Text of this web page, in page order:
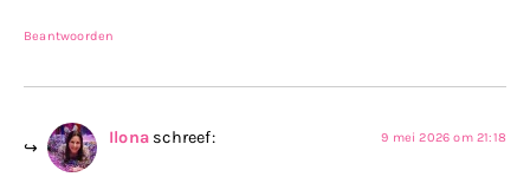
Beantwoorden
Ilona schreef: 9 mei 2026 om 21:18